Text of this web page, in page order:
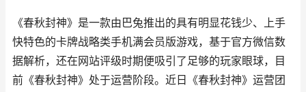
《春秋封神》是一款由巴兔推出的具有明显花钱少、上手
快特色的卡牌战略类手机满会员版游戏，基于官方微信数
据解析，还在网站评级时期便吸引了足够的玩家眼球，目
前《春秋封神》处于运营阶段。近日《春秋封神》运营团